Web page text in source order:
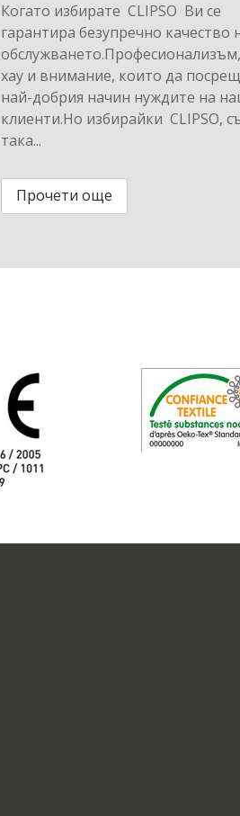
Когато избирате CLIPSO Ви се
гарантира безупречно качество
хау и внимание, които да
най-добрия начин нуждите на
клиенти.Но избирайки CLIPSO,
така...
Прочети още